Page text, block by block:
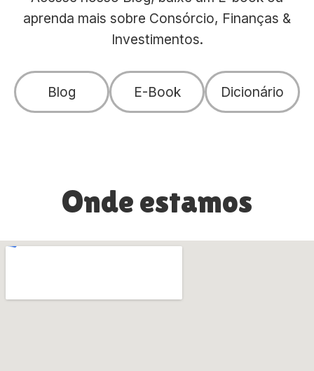
aprenda mais sobre Consórcio, Finanças &
Investimentos.
Blog E-Book Dicionário
Onde estamos